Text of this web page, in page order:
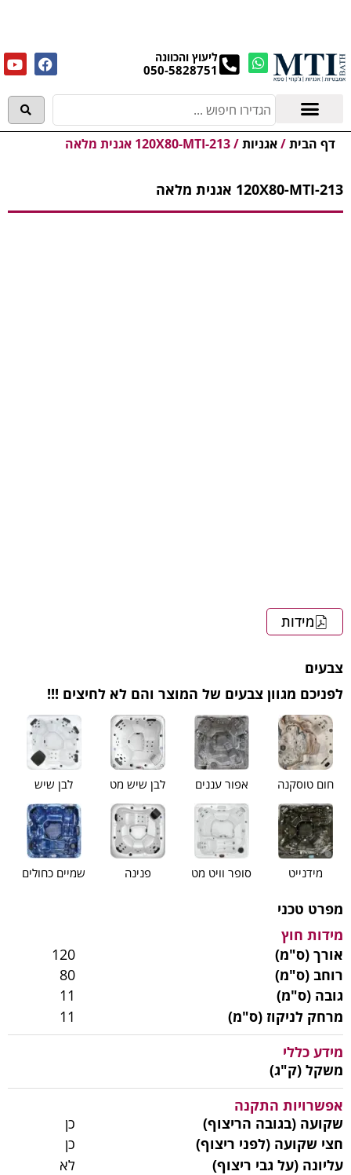
ליעוץ והכוונה
050-5828751
דף הבית/אגניות/120X80-MTI-213 אגנית מלאה
120X80-MTI-213 אגנית מלאה
צבעים
לפניכם מגוון צבעים של המוצר והם לא לחיצים !!!
חום טוסקנה אפור עננים לבן שיש מט לבן שיש
מידנייט סופר וויט מט פנינה שמיים כחולים
מפרט טכני
מידות חוץ
אורך (ס"מ)
120
רוחב (ס"מ)
80
גובה (ס"מ)
11
מרחק לניקוז (ס"מ)
11
מידע כללי
משקל (ק"ג)
אפשרויות התקנה
שקועה (בגובה הריצוף)
כן
חצי שקועה (לפני ריצוף)
כן
עליונה (על גבי ריצוף)
לא
מידות